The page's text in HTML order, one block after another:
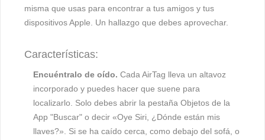
misma que usas para encontrar a tus amigos y tus
dispositivos Apple. Un hallazgo que debes aprovechar.
Características:
Encuéntralo de oído. Cada AirTag lleva un altavoz
incorporado y puedes hacer que suene para
localizarlo. Solo debes abrir la pestaña Objetos de la
App "Buscar" o decir «Oye Siri, ¿Dónde están mis
llaves?». Si se ha caído cerca, como debajo del sofá, o